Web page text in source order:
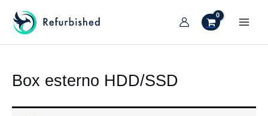
contenuto
Box esterno HDD/SSD
DISATTIVA